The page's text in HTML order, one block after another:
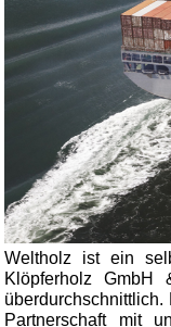
Weltholz ist ein
Klöpferholz
Partnerschaft mit